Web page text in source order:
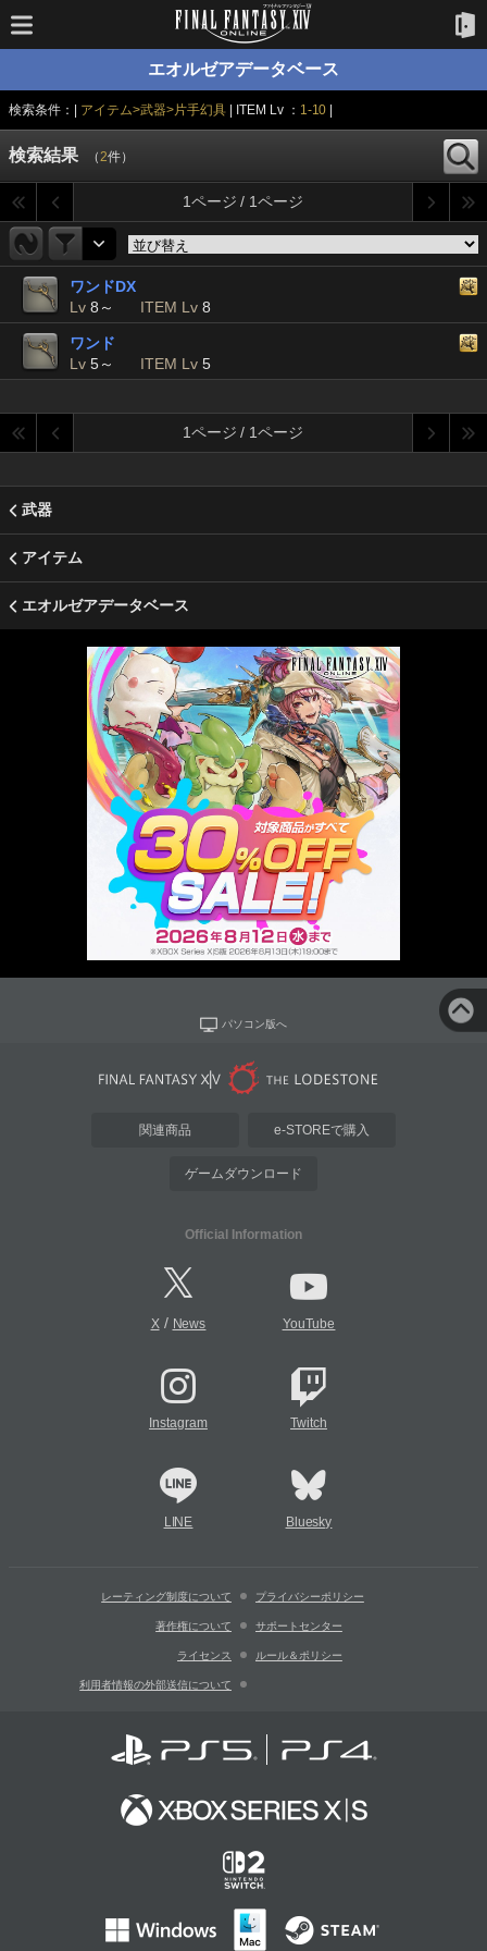
エオルゼアデータベース
検索条件：| アイテム>武器>片手幻具 | ITEM Lv ： 1-10
検索結果 （2件）
1ページ / 1ページ
ワンドDX
Lv 8～ ITEM Lv 8
ワンド
Lv 5～ ITEM Lv 5
1ページ / 1ページ
武器
アイテム
エオルゼアデータベース
パソコン版へ
関連商品 e-STOREで購入
ゲームダウンロード
Official Information
X/ News YouTube
Instagram Twitch
LINE Bluesky
レーティング制度について プライバシーポリシー
著作権について サポートセンター
ライセンス ルール＆ポリシー
利用者情報の外部送信について